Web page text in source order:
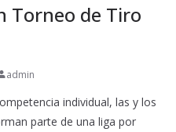
Torneo de Tiro
admin
individual, las y los
parte de una liga por